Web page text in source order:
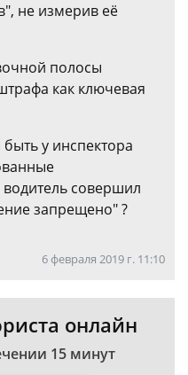
не измерив её
полосы
как ключевая
у инспектора
совершил
запрещено" ?
6 февраля 2019 г. 11:10
онлайн
15 минут